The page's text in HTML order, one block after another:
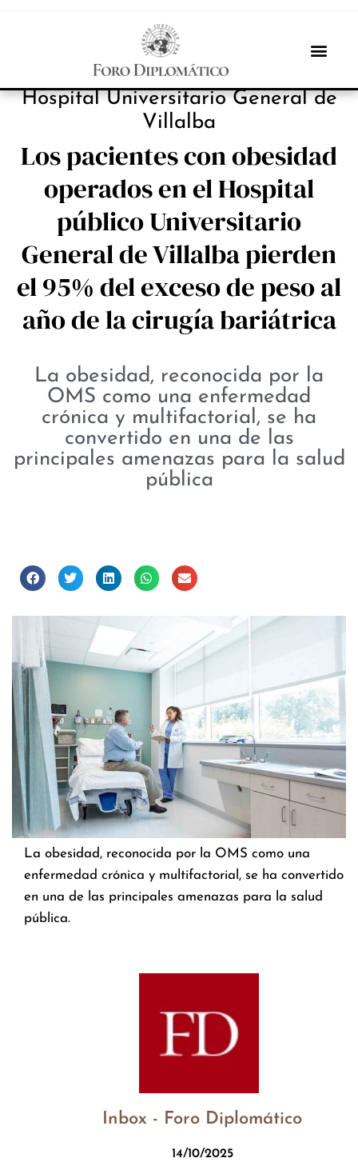
INBOX INTERNACIONAL
Hospital Universitario General de
Villalba
Los pacientes con obesidad
operados en el Hospital
público Universitario
General de Villalba pierden
el 95% del exceso de peso al
año de la cirugía bariátrica
La obesidad, reconocida por la
OMS como una enfermedad
crónica y multifactorial, se ha
convertido en una de las
principales amenazas para la salud
pública
La obesidad, reconocida por la OMS como una
enfermedad crónica y multifactorial, se ha convertido
en una de las principales amenazas para la salud
pública.
Inbox - Foro Diplomático
14/10/2025